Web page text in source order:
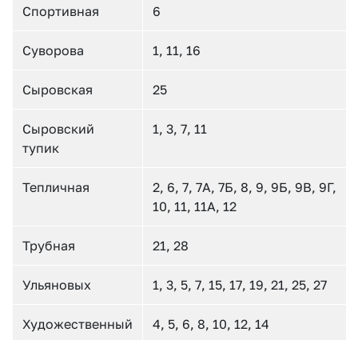
Спортивная 6
Суворова 1, 11, 16
Сыровская 25
Сыровский
тупик
1, 3, 7, 11
Тепличная
2, 6, 7, 7А, 7Б, 8, 9, 9Б, 9В, 9Г,
10, 11, 11А, 12
Трубная 21, 28
Ульяновых 1, 3, 5, 7, 15, 17, 19, 21, 25, 27
Художественный
4, 5, 6, 8, 10, 12, 14